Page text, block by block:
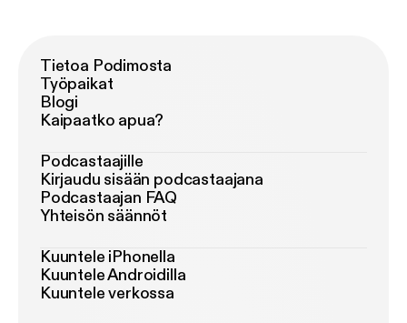
Tietoa Podimosta
Työpaikat
Blogi
Kaipaatko apua?
Podcastaajille
Kirjaudu sisään podcastaajana
Podcastaajan FAQ
Yhteisön säännöt
Kuuntele iPhonella
Kuuntele Androidilla
Kuuntele verkossa